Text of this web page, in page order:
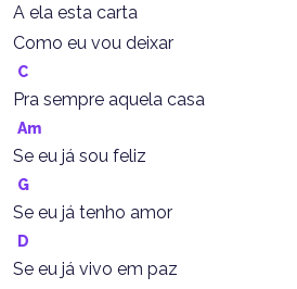
A ela esta carta
Como eu vou deixar
C
Pra sempre aquela casa
Am
Se eu já sou feliz
G
Se eu já tenho amor
D
Se eu já vivo em paz